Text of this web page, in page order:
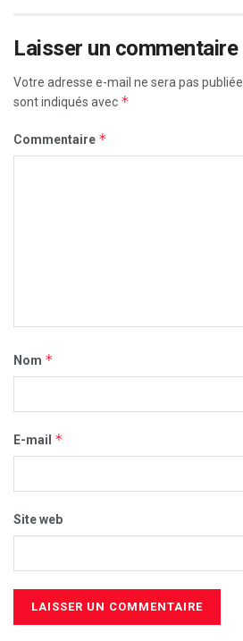
Laisser un commentaire
Votre adresse e-mail ne sera pas publiée.
sont indiqués avec *
Commentaire *
Nom *
E-mail *
Site web